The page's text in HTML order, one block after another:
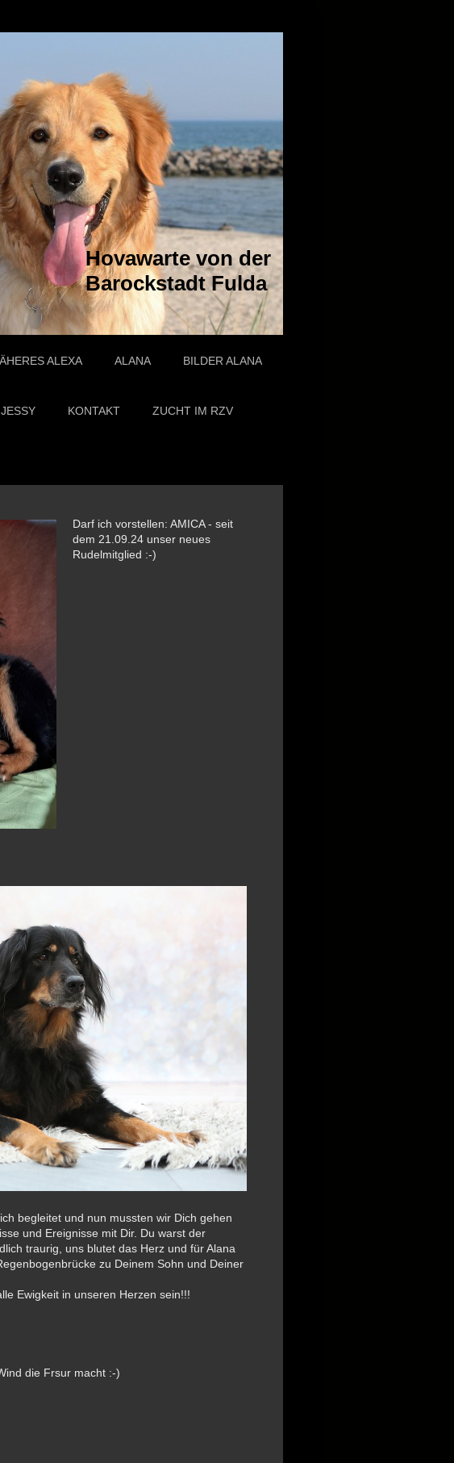
Hovawarte von der
Barockstadt Fulda
ALEXA ALANA BILDER ALANA
JESSY KONTAKT ZUCHT IM RZV
Darf ich vorstellen: AMICA - seit
dem 21.09.24 unser neues
Rudelmitglied :-)
begleitet und nun mussten wir Dich gehen
und Ereignisse mit Dir. Du warst der
traurig, uns blutet das Herz und für Alana
zu Deinem Sohn und Deiner
Ewigkeit in unseren Herzen sein!!!
die Frsur macht :-)